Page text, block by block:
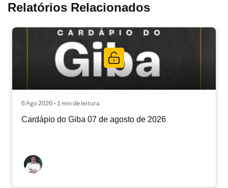
Relatórios Relacionados
6 Ago 2026 • 1 min de leitura
Cardápio do Giba 07 de agosto de 2026